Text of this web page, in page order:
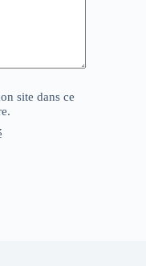
site dans ce